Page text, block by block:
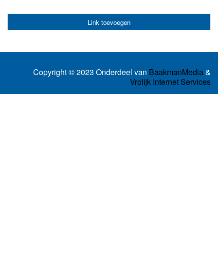
Link toevoegen
Copyright © 2023 Onderdeel van BaakmanMedia&
Vrolijk Internet Services